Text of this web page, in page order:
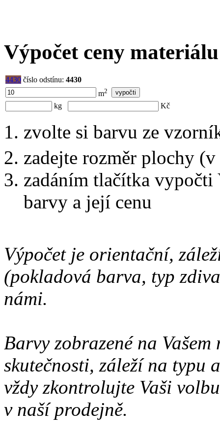
Výpočet ceny materiálu
4430 číslo odstínu: 4430
m2
kg Kč
zvolte si barvu ze
zadejte rozměr plochy (v
zadáním tlačítka vypočti
barvy a její cenu
Výpočet je orientační,
(pokladová barva, typ
námi.
Barvy zobrazené na
skutečnosti, záleží na typu
vždy zkontrolujte Vaši
v naší prodejně.